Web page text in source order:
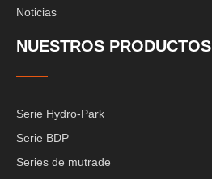
Noticias
NUESTROS PRODUCTOS
Serie Hydro-Park
Serie BDP
Series de mutrade